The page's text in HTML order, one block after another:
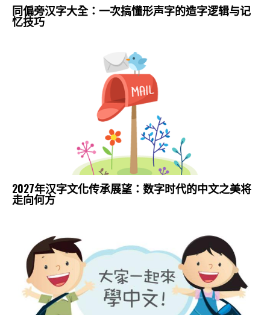
同偏旁汉字大全：一次搞懂形声字的造字逻辑与记
忆技巧
2027年汉字文化传承展望：数字时代的中文之美将
走向何方